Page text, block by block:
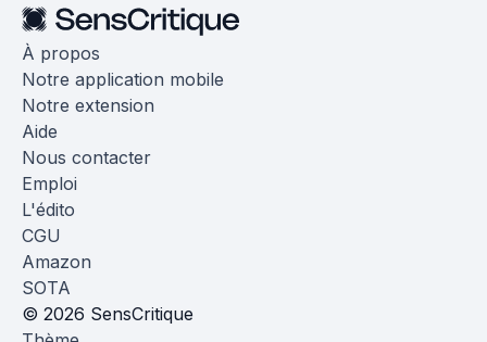
À propos
Notre application mobile
Notre extension
Aide
Nous contacter
Emploi
L'édito
CGU
Amazon
SOTA
© 2026 SensCritique